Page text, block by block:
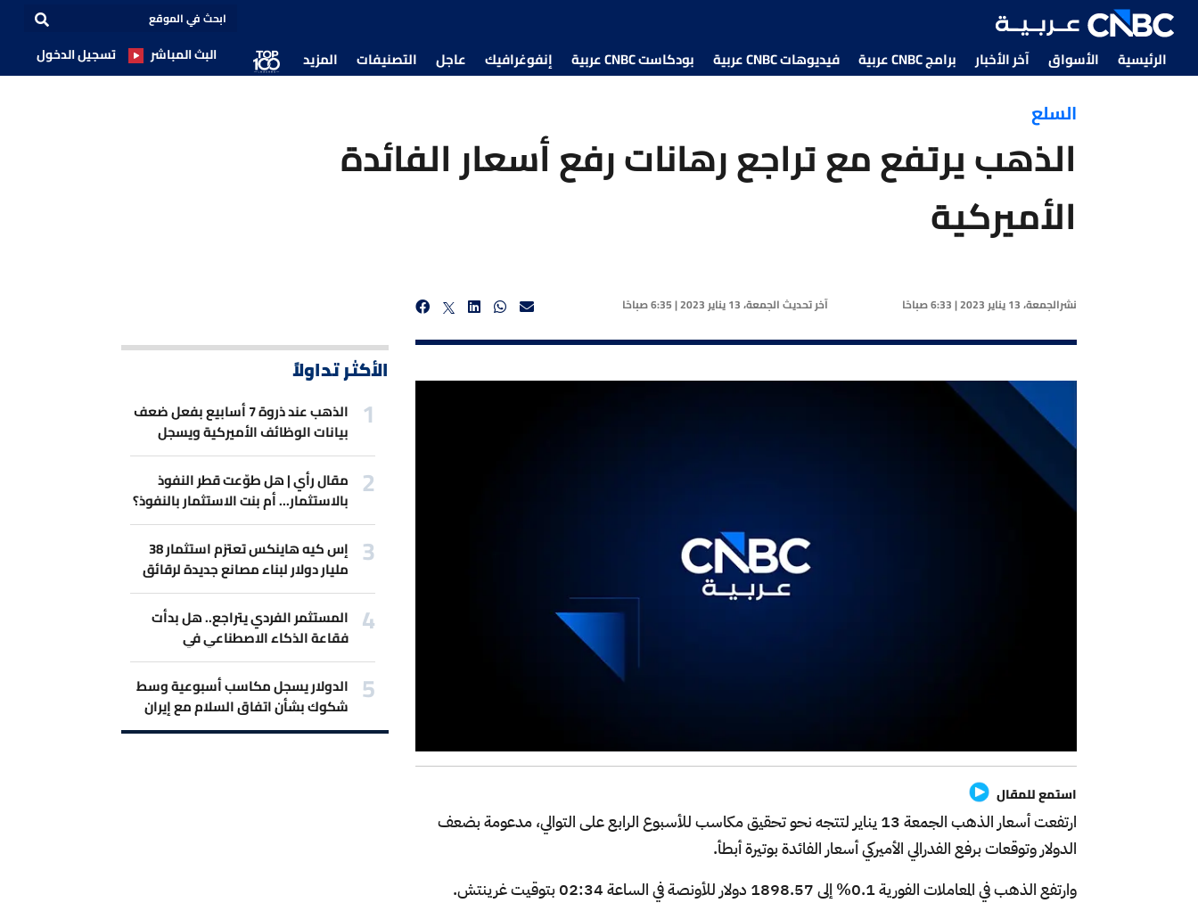
الرئيسية الأسواق آخر الأخبار برامج CNBC عربية فيديوهات CNBC عربية بودكاست CNBC عربية إنفوغرافيك عاجل التصنيفات المزيد البث المباشر تسجيل الدخول
السلع
الذهب يرتفع مع تراجع رهانات رفع أسعار الفائدة
الأميركية
نشرالجمعة، 13 يناير 2023 | 6:33 صباحًا آخر تحديثالجمعة، 13 يناير 2023 | 6:35 صباحًا
استمع للمقال
ارتفعت أسعار الذهب الجمعة 13 يناير لتتجه نحو تحقيق مكاسب للأسبوع الرابع على التوالي، مدعومة بضعف
الدولار وتوقعات برفع الفدرالي الأميركي أسعار الفائدة بوتيرة أبطأ.
وارتفع الذهب في المعاملات الفورية 0.1% إلى 1898.57 دولار للأونصة في الساعة 02:34 بتوقيت غرينتش.
الأكثر تداولاً
الذهب عند ذروة 7 أسابيع بفعل ضعف
بيانات الوظائف الأميركية ويسجل
أفضل مكاسب أسبوعية
مقال رأي | هل طوّعت قطر النفوذ
بالاستثمار... أم بنت الاستثمار بالنفوذ؟
إس كيه هاينكس تعتزم استثمار 38
مليار دولار لبناء مصانع جديدة لرقائق
الذاكرة
المستثمر الفردي يتراجع.. هل بدأت
فقاعة الذكاء الاصطناعي في
الانكماش؟
الدولار يسجل مكاسب أسبوعية وسط
شكوك بشأن اتفاق السلام مع إيران